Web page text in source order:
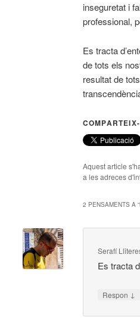
inseguretat i
professional,
Es tracta
de tots els
resultat de
Aquest article
a les adreces
2 PENSAMENTS A “
Serafí
Es tracta
Respon ↓